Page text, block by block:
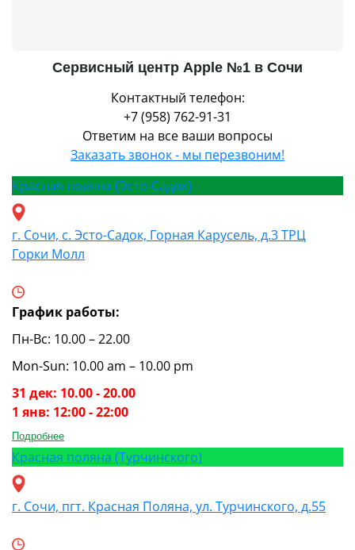
Сервисный центр Apple №1 в Сочи
Контактный телефон:
+7 (958) 762-91-31
Ответим на все ваши вопросы
Заказать звонок - мы перезвоним!
Красная поляна (Эсто-Садок)
г. Сочи, с. Эсто-Садок, Горная Карусель, д.3 ТРЦ
Горки Молл
График работы:
Пн-Вс: 10.00 – 22.00
Mon-Sun: 10.00 am – 10.00 pm
31 дек: 10.00 - 20.00
1 янв: 12:00 - 22:00
Подробнее
Красная поляна (Турчинского)
г. Сочи, пгт. Красная Поляна, ул. Турчинского, д.55